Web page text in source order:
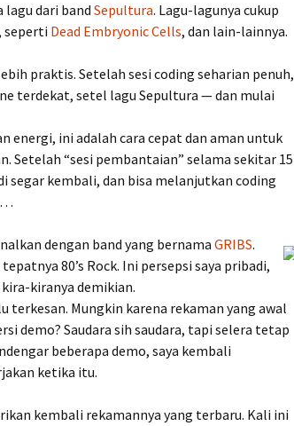
lagu dari band Sepultura. Lagu-lagunya cukup
seperti Dead Embryonic Cells, dan lain-lainnya.
praktis. Setelah sesi coding seharian penuh,
terdekat, setel lagu Sepultura — dan mulai
energi, ini adalah cara cepat dan aman untuk
Setelah “sesi pembantaian” selama sekitar 15
segar kembali, dan bisa melanjutkan coding
dengan band yang bernama GRIBS.
80’s Rock. Ini persepsi saya pribadi,
kira-kiranya demikian.
terkesan. Mungkin karena rekaman yang awal
demo? Saudara sih saudara, tapi selera tetap
beberapa demo, saya kembali
ketika itu.
kembali rekamannya yang terbaru. Kali ini